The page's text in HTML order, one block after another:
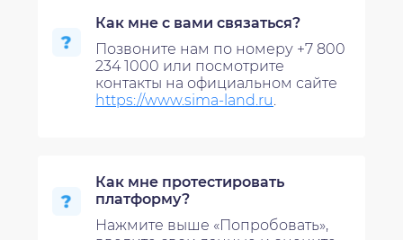
Как мне с вами связаться?
Позвоните нам по номеру +7 800
234 1000 или посмотрите
контакты на официальном сайте
https://www.sima-land.ru.
Как мне протестировать
платформу?
Нажмите выше «Попробовать»,